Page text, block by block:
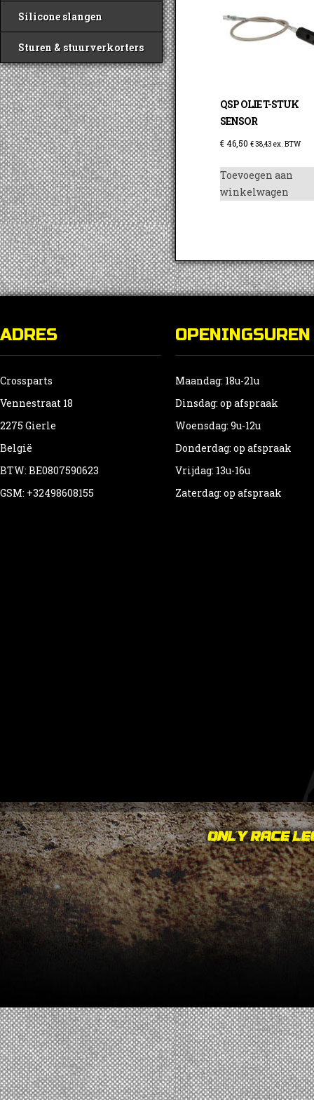
Silicone slangen
Sturen & stuurverkorters
QSP OLIE T-STUK
SENSOR
€46,50 €38,43 ex. BTW
Toevoegen aan
winkelwagen
ADRES
Crossparts
Vennestraat 18
2275 Gierle
België
BTW: BE0807590623
GSM: +32498608155
OPENINGSUREN
Maandag: 18u-21u
Dinsdag: op afspraak
Woensdag: 9u-12u
Donderdag: op afspraak
Vrijdag: 13u-16u
Zaterdag: op afspraak